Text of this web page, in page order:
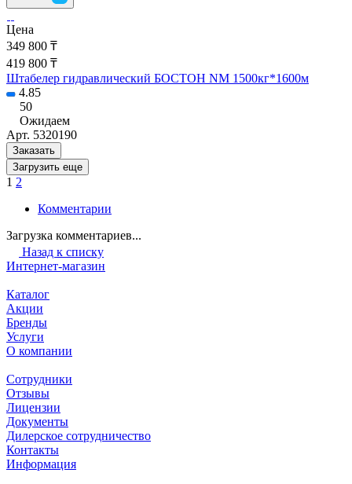
Цена
349 800 ₸
419 800 ₸
Штабелер гидравлический БОСТОН NM 1500кг*1600м
4.85
50
Ожидаем
Арт. 5320190
Заказать
Загрузить еще
1 2
Комментарии
Загрузка комментариев...
Назад к списку
Интернет-магазин
Каталог
Акции
Бренды
Услуги
О компании
Сотрудники
Отзывы
Лицензии
Документы
Дилерское сотрудничество
Контакты
Информация